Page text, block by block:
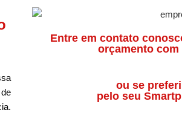
Entre em contato
orçamento
ou se
pelo seu